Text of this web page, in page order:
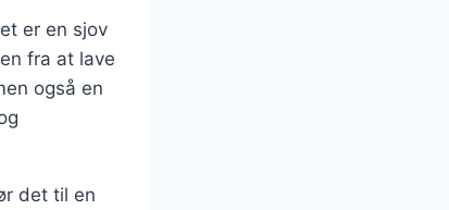
er en sjov
fra at lave
også en
det til en